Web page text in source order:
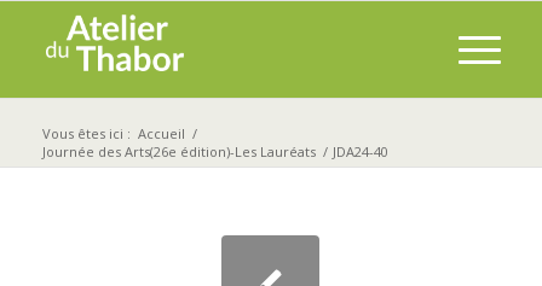
Vous êtes ici : Accueil /
Journée des Arts(26e édition)-Les Lauréats / JDA24-40